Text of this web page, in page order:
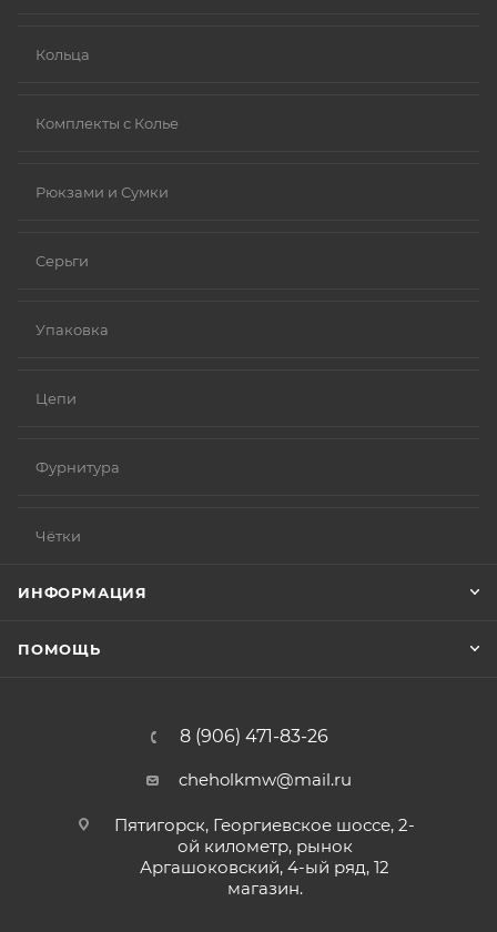
Кольца
Комплекты с Колье
Рюкзами и Сумки
Серьги
Упаковка
Цепи
Фурнитура
Чётки
ИНФОРМАЦИЯ
ПОМОЩЬ
8 (906) 471-83-26
cheholkmw@mail.ru
Пятигорск, Георгиевское шоссе, 2-
ой километр, рынок
Аргашоковский, 4-ый ряд, 12
магазин.